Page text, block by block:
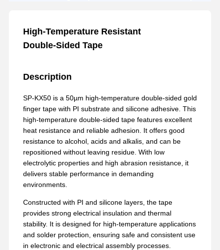
High‑Temperature Resistant
Double‑Sided Tape
Description
SP-KX50 is a 50µm high-temperature double-sided gold
finger tape with PI substrate and silicone adhesive. This
high‑temperature double‑sided tape features excellent
heat resistance and reliable adhesion. It offers good
resistance to alcohol, acids and alkalis, and can be
repositioned without leaving residue. With low
electrolytic properties and high abrasion resistance, it
delivers stable performance in demanding
environments.
Constructed with PI and silicone layers, the tape
provides strong electrical insulation and thermal
stability. It is designed for high‑temperature applications
and solder protection, ensuring safe and consistent use
in electronic and electrical assembly processes.